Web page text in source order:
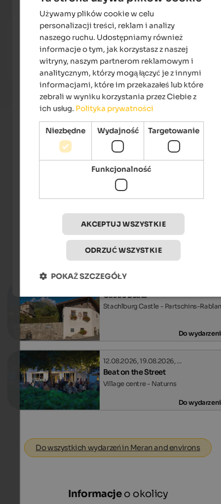
Quellenhof Luxury Resort Passeier
The 5-star sport and wellness resort South Tyrol with
10.500 m² Spa Areas, 23 Saunas, 7 Tennis Courts, 12
Pools, 4-hole Golf Course.
To the hotel
Wydarzeniain Meran and environs
Castle Beats
Stachlburg Castle - Partschins-
Do
12.08.2026, 19.08.2026, …
Beat on the Street
Village centre - Naturns
Do
Do wszystkich wydarzeń in Meran and environs
Informacjeo okolicy
Używamy plików cookie w celu
personalizacji treści, reklam i analizy
naszego ruchu. Udostępniamy również
informacje o tym, jak korzystasz z naszej
witryny, naszym partnerom reklamowym i
analitycznym, którzy mogą łączyć je z innymi
informacjami, które im przekazałeś lub które
zebrali w wyniku korzystania przez Ciebie z
ich usług. Polityka prywatności
Niezbędne Wydajność Targetowanie
Funkcjonalność
AKCEPTUJ WSZYSTKIE
ODRZUĆ WSZYSTKIE
POKAŻ SZCZEGÓŁY